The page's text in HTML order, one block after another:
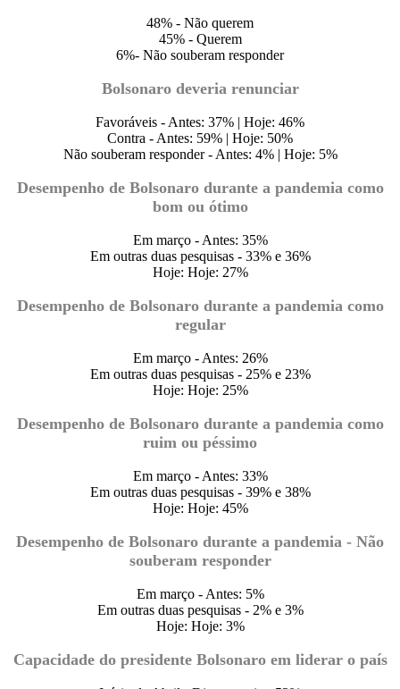
48% - Não querem
45% - Querem
6%- Não souberam responder
Bolsonaro deveria renunciar
Favoráveis - Antes: 37% | Hoje: 46%
Contra - Antes: 59% | Hoje: 50%
Não souberam responder - Antes: 4% | Hoje: 5%
Desempenho de Bolsonaro durante a pandemia como
bom ou ótimo
Em março - Antes: 35%
Em outras duas pesquisas - 33% e 36%
Hoje: Hoje: 27%
Desempenho de Bolsonaro durante a pandemia como
regular
Em março - Antes: 26%
Em outras duas pesquisas - 25% e 23%
Hoje: Hoje: 25%
Desempenho de Bolsonaro durante a pandemia como
ruim ou péssimo
Em março - Antes: 33%
Em outras duas pesquisas - 39% e 38%
Hoje: Hoje: 45%
Desempenho de Bolsonaro durante a pandemia - Não
souberam responder
Em março - Antes: 5%
Em outras duas pesquisas - 2% e 3%
Hoje: Hoje: 3%
Capacidade do presidente Bolsonaro em liderar o país